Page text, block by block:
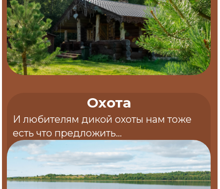
На базе находится 3 полноценных коттеджа с
банями, беседками и причалами на отдельном,
необитаемом, острове "Сондальский". Это
позволяет Вам получить уникальнейший опыт -
нигде больше на Сегозере, да и во всей Карелии
Коттеджи на острове
Наши бани пропитаны Русским духом и
традициями настоящей Русской банной культуры.
Не отказывайте себе в удовольствии и ощутите
на себе весь спектр впечатлений от бани, озера,
7 бань на берегу
озера
Что-то в баньку захотелось